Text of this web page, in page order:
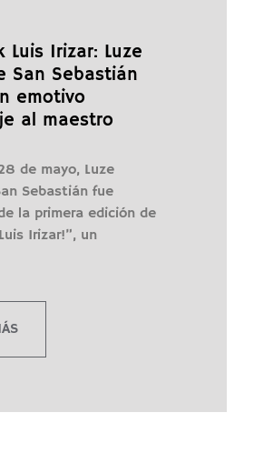
Luis Irizar: Luze
San Sebastián
emotivo
al maestro
de mayo, Luze
Sebastián fue
la primera edición de
Irizar!”, un